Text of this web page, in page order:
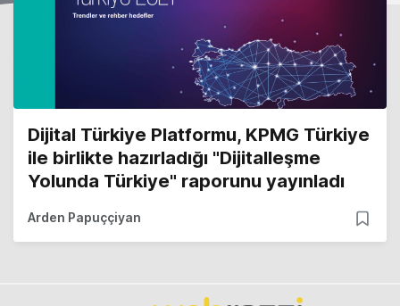
Dijital Türkiye Platformu, KPMG Türkiye
ile birlikte hazırladığı "Dijitalleşme
Yolunda Türkiye" raporunu yayınladı
Arden Papuççiyan